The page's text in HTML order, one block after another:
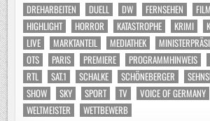
DREHARBEITEN
DUELL DW FERNSEHEN FILM
HIGHLIGHT
HORROR KATASTROPHE KRIMI
LIVE
MARKTANTEIL MEDIATHEK
OTS
PARIS PREMIERE PROGRAMMHINWEIS
RTL
SAT.1 SCHALKE SCHÖNEBERGER
SHOW
SKY SPORT TV VOICE OF GERMANY
WELTMEISTER
WETTBEWERB